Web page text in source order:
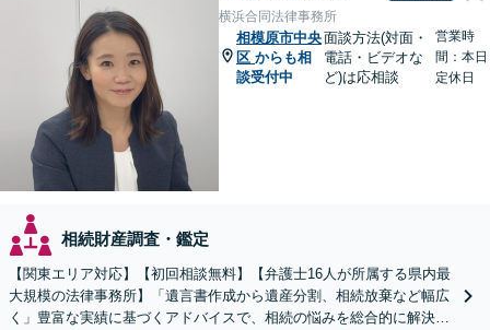
横浜合同法律事務所
相模原市中央
区 からも相
談受付中
面談方法(対面・
電話・ビデオな
ど)は応相談
営業時
間：本日
定休日
相続財産調査・鑑定
【関東エリア対応】【初回相談無料】【弁護士16人が所属する県内最
大規模の法律事務所】「遺言書作成から遺産分割、相続放棄など幅広
く」豊富な実績に基づくアドバイスで、相続の悩みを総合的に解決へ